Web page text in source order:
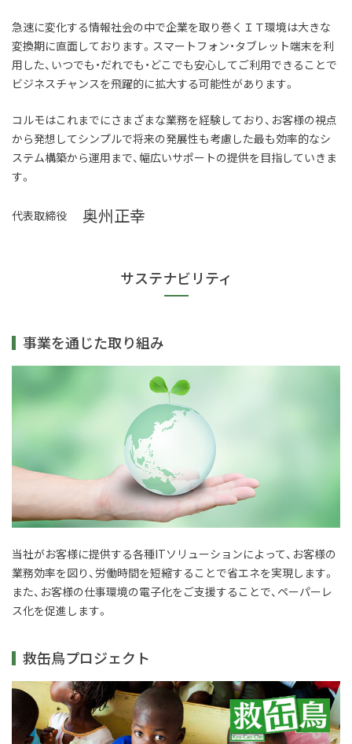
急速に変化する情報社会の中で企業を取り巻くＩＴ環境は大きな
変換期に直面しております。スマートフォン・タブレット端末を利
用した、いつでも・だれでも・どこでも安心してご利用できることで
ビジネスチャンスを飛躍的に拡大する可能性があります。
コルモはこれまでにさまざまな業務を経験しており、お客様の視点
から発想してシンプルで将来の発展性も考慮した最も効率的なシ
ステム構築から運用まで、幅広いサポートの提供を目指していきま
す。
代表取締役 奥州正幸
サステナビリティ
事業を通じた取り組み
当社がお客様に提供する各種ITソリューションによって、お客様の
業務効率を図り、労働時間を短縮することで省エネを実現します。
また、お客様の仕事環境の電子化をご支援することで、ペーパーレ
ス化を促進します。
救缶鳥プロジェクト